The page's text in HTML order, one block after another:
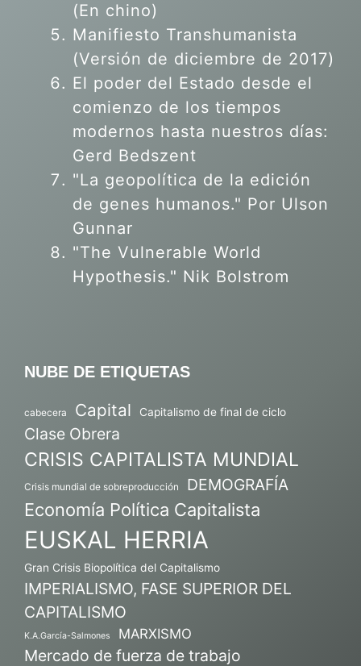
(En chino)
Manifiesto Transhumanista
(Versión de diciembre de 2017)
El poder del Estado desde el
comienzo de los tiempos
modernos hasta nuestros días:
Gerd Bedszent
"La geopolítica de la edición
de genes humanos." Por Ulson
Gunnar
"The Vulnerable World
Hypothesis." Nik Bolstrom
NUBE DE ETIQUETAS
cabecera Capital Capitalismo de final de ciclo
Clase Obrera
CRISIS CAPITALISTA MUNDIAL
Crisis mundial de sobreproducción DEMOGRAFÍA
Economía Política Capitalista
EUSKAL HERRIA
Gran Crisis Biopolítica del Capitalismo
IMPERIALISMO, FASE SUPERIOR DEL
CAPITALISMO
K.A.García-Salmones MARXISMO
Mercado de fuerza de trabajo